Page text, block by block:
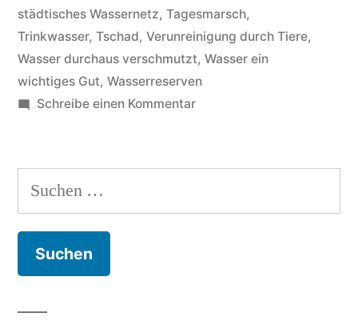
städtisches Wassernetz, Tagesmarsch,
Trinkwasser, Tschad, Verunreinigung durch Tiere,
Wasser durchaus verschmutzt, Wasser ein
wichtiges Gut, Wasserreserven
Schreibe einen Kommentarzu
auch
tun,
Suchen
nach: